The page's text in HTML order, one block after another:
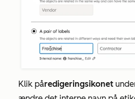
Klik påredigeringsikonet